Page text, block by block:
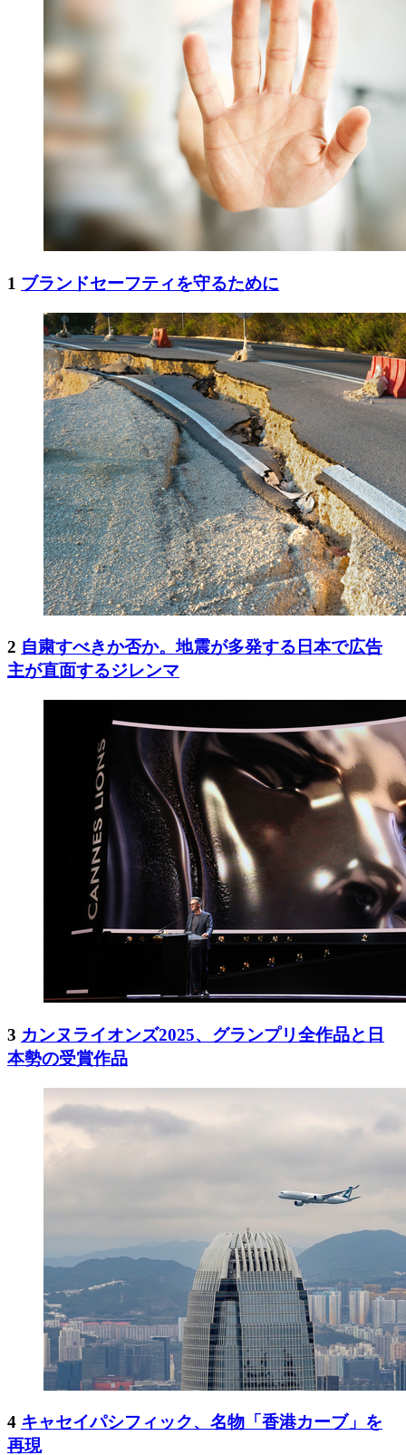
1 ブランドセーフティを守るために
2 自粛すべきか否か。地震が多発する日本で広告
主が直面するジレンマ
3 カンヌライオンズ2025、グランプリ全作品と日
本勢の受賞作品
4 キャセイパシフィック、名物「香港カーブ」を
再現